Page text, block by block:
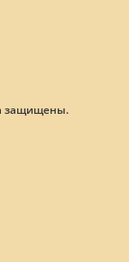
защищены.